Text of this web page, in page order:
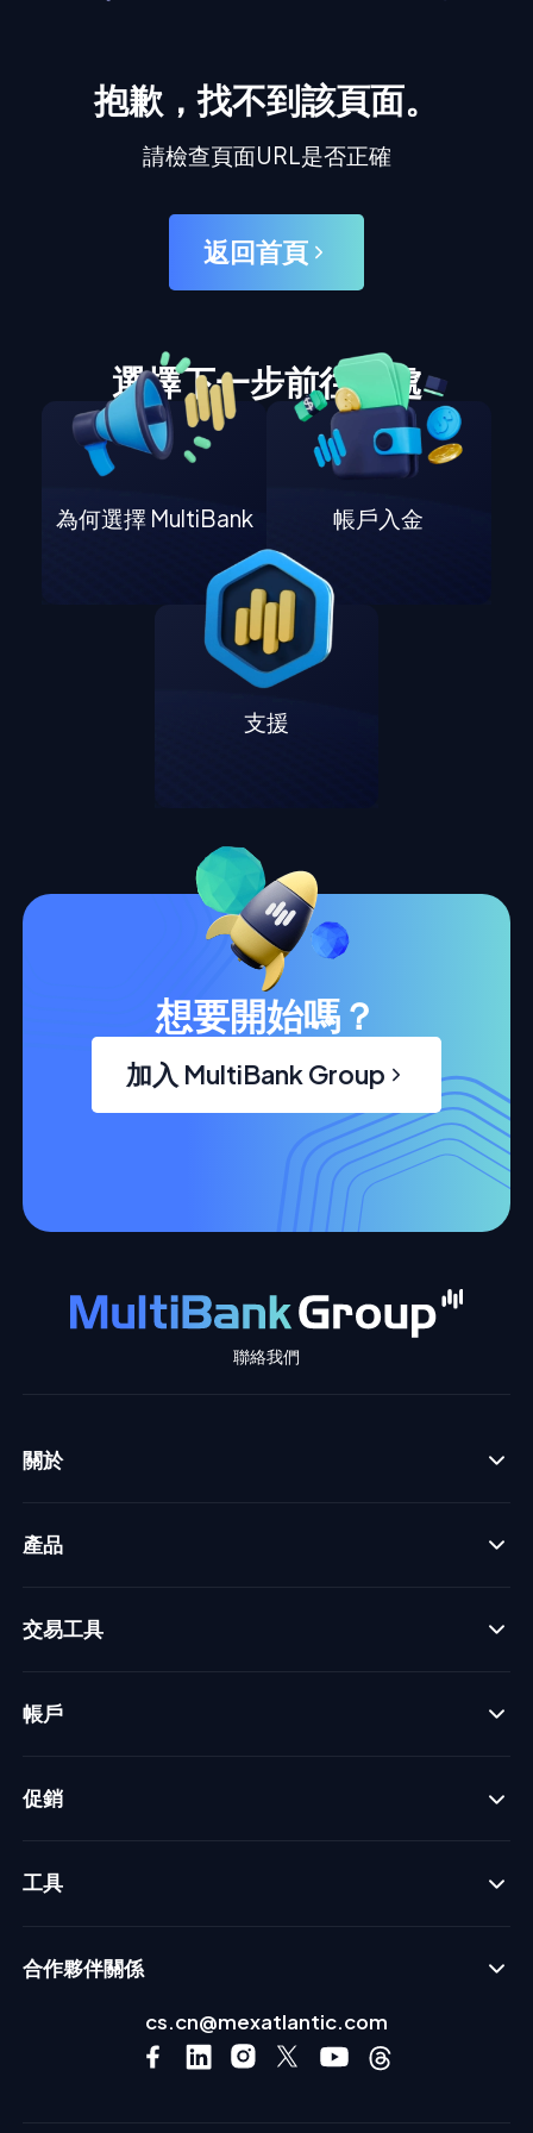
抱歉，找不到該頁面。
請檢查頁面URL是否正確
返回首頁
選擇下一步前往何處
為何選擇 MultiBank 帳戶入金
支援
想要開始嗎？
加入 MultiBank Group
聯絡我們
關於
產品
交易工具
帳戶
促銷
工具
合作夥伴關係
cs.cn@mexatlantic.com